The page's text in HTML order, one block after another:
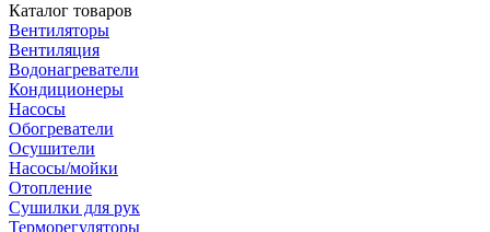
Каталог товаров
Вентиляторы
Вентиляция
Водонагреватели
Кондиционеры
Насосы
Обогреватели
Осушители
Насосы/мойки
Отопление
Сушилки для рук
Терморегуляторы